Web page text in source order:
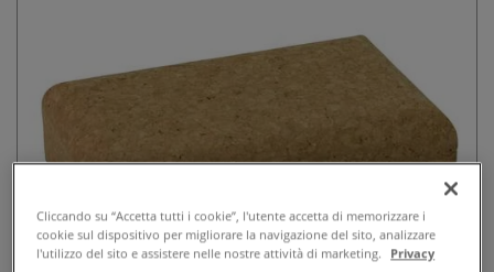
Cliccando su “Accetta tutti i cookie”, l'utente accetta di memorizzare i
cookie sul dispositivo per migliorare la navigazione del sito, analizzare
l'utilizzo del sito e assistere nelle nostre attività di marketing. Privacy